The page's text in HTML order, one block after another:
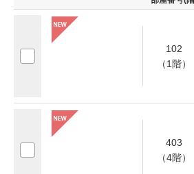
102
（1階）
403
（4階）